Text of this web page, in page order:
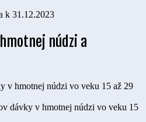
k 31.12.2023
núdzi a
v hmotnej núdzi vo veku 15 až 29
dávky v hmotnej núdzi vo veku 15